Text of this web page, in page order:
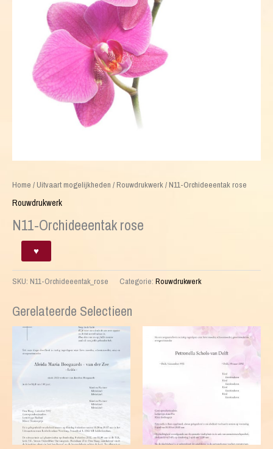
Home /Uitvaart mogelijkheden /Rouwdrukwerk/ N11-Orchideeentak rose
Rouwdrukwerk
N11-Orchideeentak rose
N11-
Orchideeentak
rose
aantal
♥
SKU: N11-Orchideeentak_rose Categorie: Rouwdrukwerk
Gerelateerde Selectieen